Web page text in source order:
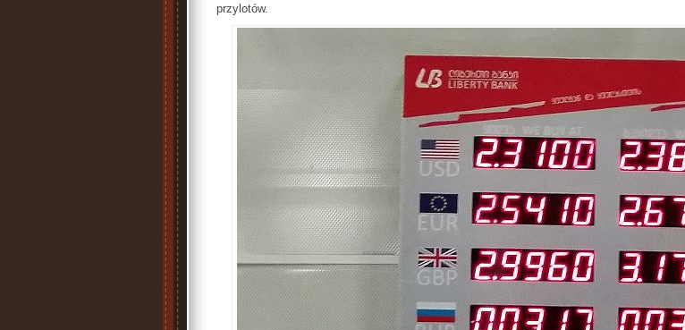
przylotów.